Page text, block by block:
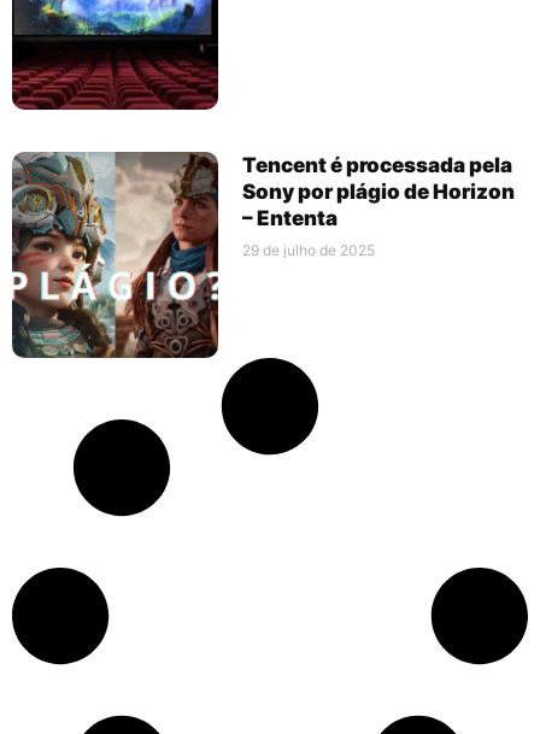
Tencent é processada pela
Sony por plágio de Horizon
– Ententa
29 de julho de 2025